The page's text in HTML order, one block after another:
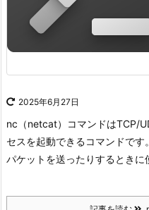
2025年6月27日
nc（netcat）コマンドはTCP/
セスを起動できるコマンドです。
パケットを送ったりするときに